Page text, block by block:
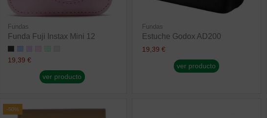
Fundas
Funda Fuji Instax Mini 12
19,39 €
ver producto
Fundas
Estuche Godox AD200
19,39 €
ver producto
-50%